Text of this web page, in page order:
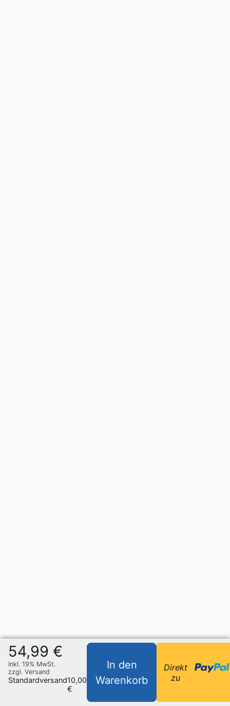
54,99 €
Inkl. 19% MwSt.
zzgl. Versand
Standardversand10,00
€
In den
Warenkorb
Direkt
zu